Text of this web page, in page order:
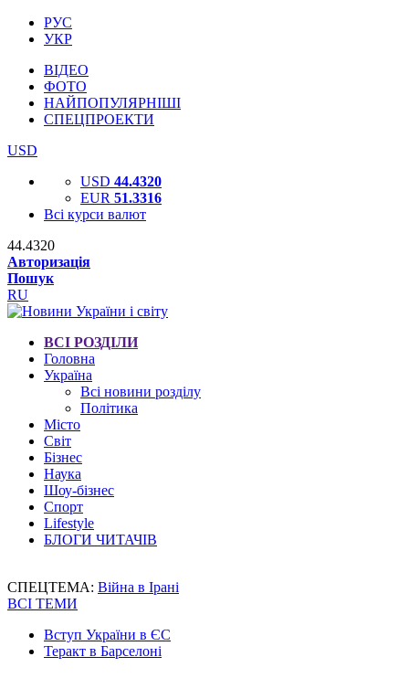
РУС
УКР
ВІДЕО
ФОТО
НАЙПОПУЛЯРНІШІ
СПЕЦПРОЕКТИ
USD
USD 44.4320
EUR 51.3316
Всі курси валют
44.4320
Авторизація
Пошук
RU
ВСІ РОЗДІЛИ
Головна
Україна
Всі новини розділу
Політика
Місто
Світ
Бізнес
Наука
Шоу-бізнес
Спорт
Lifestyle
БЛОГИ ЧИТАЧІВ
СПЕЦТЕМА: Війна в Ірані
ВСІ ТЕМИ
Вступ України в ЄС
Теракт в Барселоні